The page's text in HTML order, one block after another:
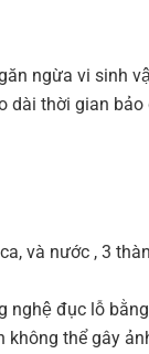
ngừa vi sinh
dài thời gian
và nước , 3
đục lỗ
thể gây